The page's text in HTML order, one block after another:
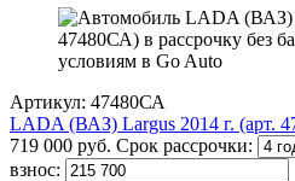
Артикул: 47480СА
LADA (ВАЗ) Largus 2014 г. (арт.
719 000 руб. Срок рассрочки:
взнос: